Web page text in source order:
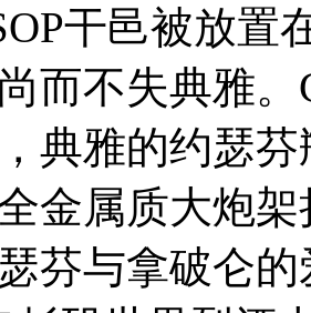
干邑被放置
而不失典雅
典雅的约瑟
金属质大炮
芬与拿破仑